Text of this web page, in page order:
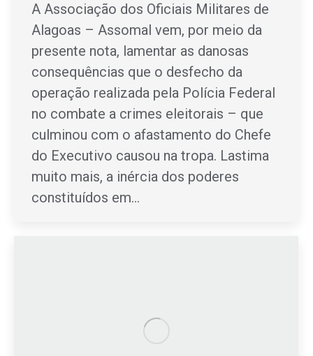
A Associação dos Oficiais Militares de
Alagoas – Assomal vem, por meio da
presente nota, lamentar as danosas
consequências que o desfecho da
operação realizada pela Polícia Federal
no combate a crimes eleitorais – que
culminou com o afastamento do Chefe
do Executivo causou na tropa. Lastima
muito mais, a inércia dos poderes
constituídos em…